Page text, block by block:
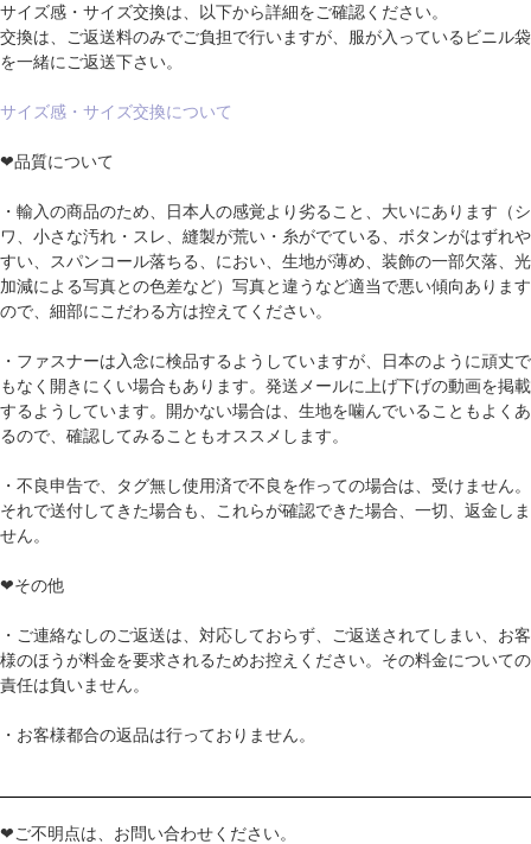
サイズ感・サイズ交換は、以下から詳細をご確認ください。
交換は、ご返送料のみでご負担で行いますが、服が入っているビニル袋
を一緒にご返送下さい。
サイズ感・サイズ交換について
❤品質について
・輸入の商品のため、日本人の感覚より劣ること、大いにあります（シ
ワ、小さな汚れ・スレ、縫製が荒い・糸がでている、ボタンがはずれや
すい、スパンコール落ちる、におい、生地が薄め、装飾の一部欠落、光
加減による写真との色差など）写真と違うなど適当で悪い傾向あります
ので、細部にこだわる方は控えてください。
・ファスナーは入念に検品するようしていますが、日本のように頑丈で
もなく開きにくい場合もあります。発送メールに上げ下げの動画を掲載
するようしています。開かない場合は、生地を噛んでいることもよくあ
るので、確認してみることもオススメします。
・不良申告で、タグ無し使用済で不良を作っての場合は、受けません。
それで送付してきた場合も、これらが確認できた場合、一切、返金しま
せん。
❤その他
・ご連絡なしのご返送は、対応しておらず、ご返送されてしまい、お客
様のほうが料金を要求されるためお控えください。その料金についての
責任は負いません。
・お客様都合の返品は行っておりません。
❤ご不明点は、お問い合わせください。